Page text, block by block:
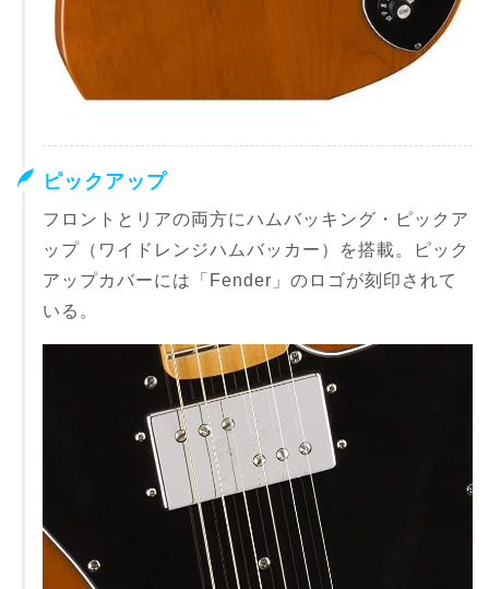
ピックアップ
フロントとリアの両方にハムバッキング・ピックア
ップ（ワイドレンジハムバッカー）を搭載。ピック
アップカバーには「Fender」のロゴが刻印されて
いる。